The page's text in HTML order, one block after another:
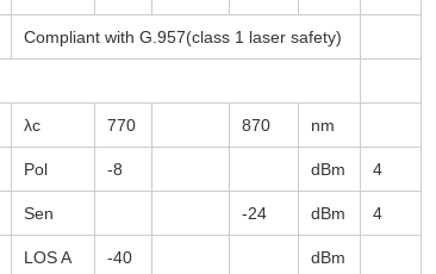
Compliant with G.957(class 1 laser safety)
λc 770 870 nm
Pol -8 dBm 4
Sen -24 dBm 4
LOS A -40 dBm